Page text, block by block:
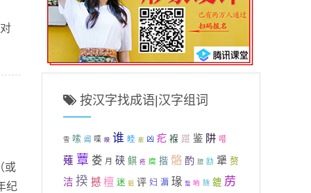
或
纪
按汉字找成语|汉字组词
雪 嗦 阊 喋 睽 谁 睦 廞 凶 疕 褓 踸 鉴 阱 唶
薙 蕈 娄 月 硖 鲯 疮 腐 揩 骼 酌 臆 劻 犟 赘
洁 揆 撼 檀 迷 蛆 评 妇 漘 瑑 蟿 哟 随 鎞 苈